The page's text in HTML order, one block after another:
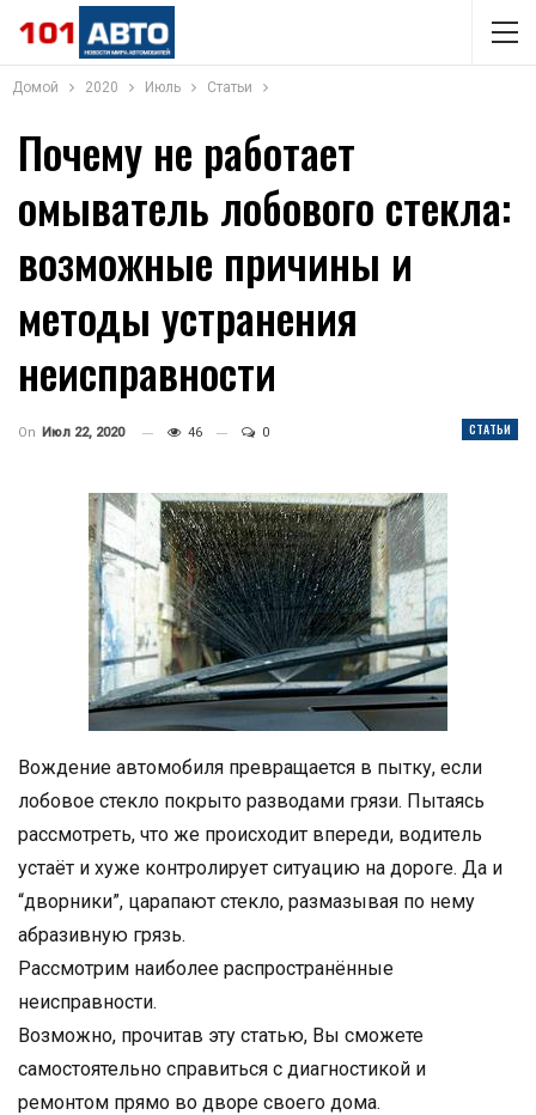
Домой 2020 Июль Статьи
Почему не работает
омыватель лобового стекла:
возможные причины и
методы устранения
неисправности
СТАТЬИ
On Июл 22, 2020 46 0
Вождение автомобиля превращается в пытку, если
лобовое стекло покрыто разводами грязи. Пытаясь
рассмотреть, что же происходит впереди, водитель
устаёт и хуже контролирует ситуацию на дороге. Да и
“дворники”, царапают стекло, размазывая по нему
абразивную грязь.
Рассмотрим наиболее распространённые
неисправности.
Возможно, прочитав эту статью, Вы сможете
самостоятельно справиться с диагностикой и
ремонтом прямо во дворе своего дома.